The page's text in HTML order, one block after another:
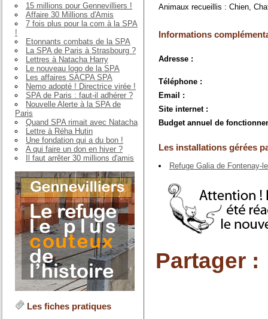
15 millions pour Gennevilliers !
Affaire 30 Millions d'Amis
7 fois plus pour la com à la SPA
!
Etonnants combats de la SPA
La SPA de Paris à Strasbourg ?
Lettres à Natacha Harry
Le nouveau logo de la SPA
Les affaires SACPA SPA
Nemo adopté ! Directrice virée !
SPA de Paris : faut-il adhérer ?
Nouvelle Alerte à la SPA de
Paris
Quand SPA rimait avec Natacha
Lettre à Réha Hutin
Une fondation qui a du bon !
A qui faire un don en hiver ?
Il faut arrêter 30 millions d'amis
Les fiches pratiques
Animaux recueillis : Chien,
Informations
Adresse :
Téléphone :
Email :
Site internet :
Budget annuel de
Les installations gérées
Refuge Galia de Fontenay-
Partager :